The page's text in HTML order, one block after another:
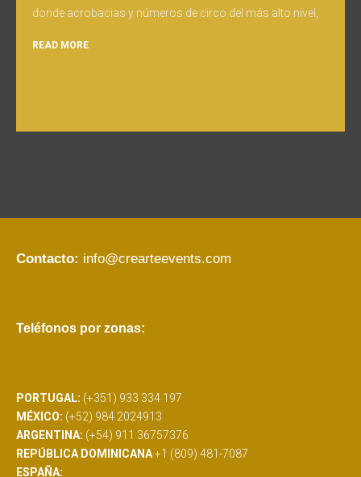
donde acrobacias y números de circo del más alto nivel,
READ MORE
Contacto: info@crearteevents.com
Teléfonos por zonas:
PORTUGAL: (+351) 933 334 197
MÉXICO: (+52) 984 2024913
ARGENTINA: (+54) 911 36757376
REPÚBLICA DOMINICANA+1 (809) 481-7087
ESPAÑA: